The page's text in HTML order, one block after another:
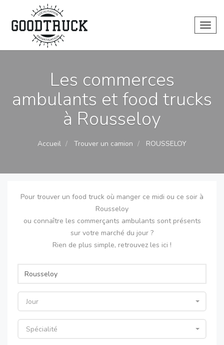
Les commerces
ambulants et food trucks
à Rousseloy
Accueil Trouver un camion ROUSSELOY
Pour trouver un food truck où manger ce midi ou ce soir à
Rousseloy
ou connaître les commerçants ambulants sont présents
sur votre marché du jour ?
Rien de plus simple, retrouvez les ici !
Jour
Spécialité